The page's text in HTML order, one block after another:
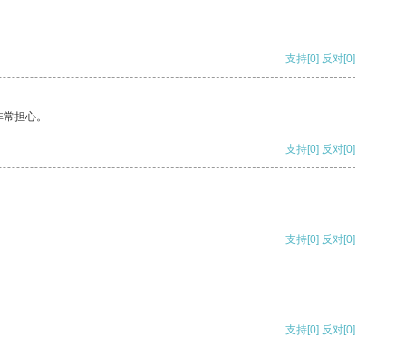
支持[0] 反对[0]
担心。
支持[0] 反对[0]
支持[0] 反对[0]
支持[0] 反对[0]